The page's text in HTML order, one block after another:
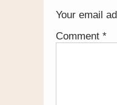
Your email
Comment *